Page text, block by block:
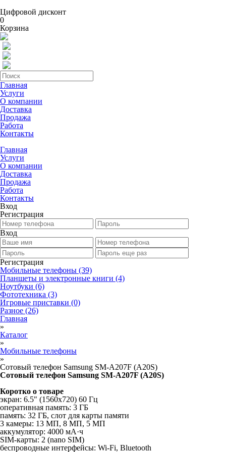
Цифровой дисконт
0
Корзина
Главная
Услуги
О компании
Доставка
Продажа
Работа
Контакты
Главная
Услуги
О компании
Доставка
Продажа
Работа
Контакты
Вход
Регистрация
Вход
Регистрация
Мобильные телефоны (39)
Планшеты и электронные книги (4)
Ноутбуки (6)
Фототехника (3)
Игровые приставки (0)
Разное (26)
Главная
»
Каталог
»
Мобильные телефоны
»
Сотовый телефон Samsung SM-A207F (A20S)
Сотовый телефон Samsung SM-A207F (A20S)
Коротко о товаре
экран: 6.5" (1560x720) 60 Гц
оперативная память: 3 ГБ
память: 32 ГБ, слот для карты памяти
3 камеры: 13 МП, 8 МП, 5 МП
аккумулятор: 4000 мА·ч
SIM-карты: 2 (nano SIM)
беспроводные интерфейсы: Wi-Fi, Bluetooth